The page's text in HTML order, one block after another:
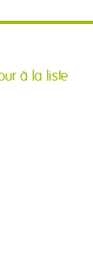
à la liste